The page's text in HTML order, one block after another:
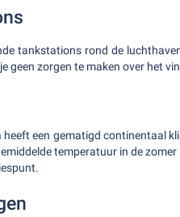
tankstations rond de
geen zorgen te maken over het
heeft een gematigd continentaal
temperatuur in de